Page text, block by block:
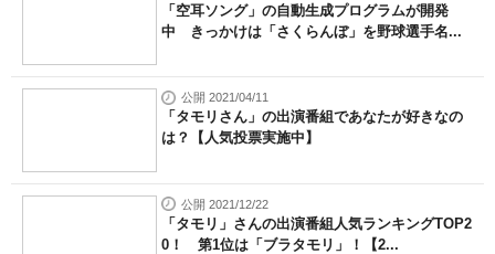
「空耳ソング」の自動生成プログラムが開発
中 きっかけは「さくらんぼ」を野球選手名...
公開 2021/04/11
「タモリさん」の出演番組であなたが好きなの
は？【人気投票実施中】
公開 2021/12/22
「タモリ」さんの出演番組人気ランキングTOP2
0！ 第1位は「ブラタモリ」！【2...